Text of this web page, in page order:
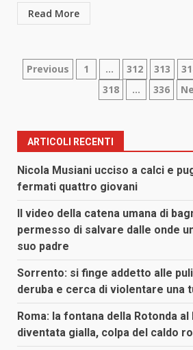
Read More
Paginazione
articoli
Previous 1 … 312 313
318
… 336
ARTICOLI RECENTI
Nicola Musiani ucciso a calci e
fermati quattro giovani
Il video della catena umana di
permesso di salvare dalle onde
suo padre
Sorrento: si finge addetto alle
deruba e cerca di violentare una
Roma: la fontana della Rotonda al
diventata gialla, colpa del caldo